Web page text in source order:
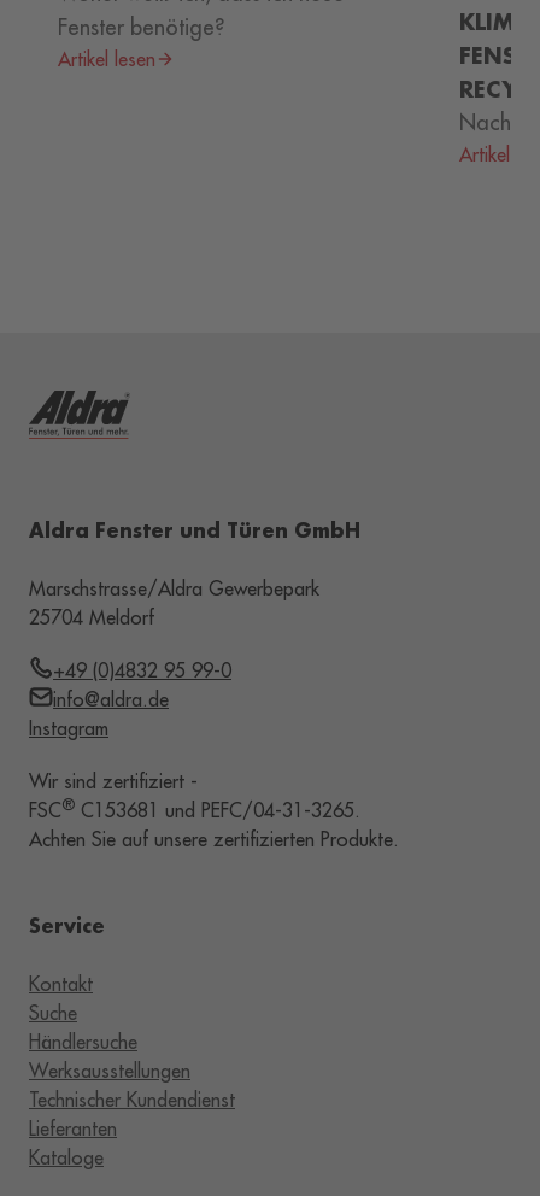
Fenster benötige?
Artikel lesen
Artikel
Aldra Fenster und Türen GmbH
Marschstrasse/Aldra Gewerbepark
25704 Meldorf
+49 (0)4832 95 99-0
info@aldra.de
Instagram
Wir sind zertifiziert -
FSC® C153681 und PEFC/04-31-3265.
Achten Sie auf unsere zertifizierten Produkte.
Service
Kontakt
Suche
Händlersuche
Werksausstellungen
Technischer Kundendienst
Lieferanten
Kataloge